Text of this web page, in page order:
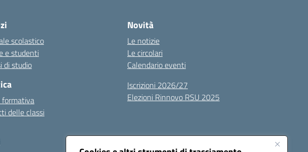
scolastico
e studenti
di studio
delle classi
Novità
Le notizie
Le circolari
Calendario eventi
Iscrizioni 2026/27
Elezioni Rinnovo RSU 2025